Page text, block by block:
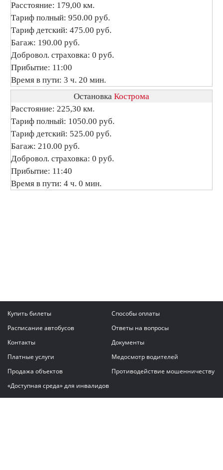
Расстояние: 179,00 км.
Тариф полный: 950.00 руб.
Тариф детский: 475.00 руб.
Багаж: 190.00 руб.
Добровол. страховка: 0 руб.
Прибытие: 11:00
Время в пути: 3 ч. 20 мин.
Остановка Кострома
Расстояние: 225,30 км.
Тариф полный: 1050.00 руб.
Тариф детский: 525.00 руб.
Багаж: 210.00 руб.
Добровол. страховка: 0 руб.
Прибытие: 11:40
Время в пути: 4 ч. 0 мин.
Купить билеты
Способы оплаты
Расписание автобусов
Ответы на вопросы
Контакты
Документы
Платные услуги
Медосмотр водителей
Продажа объектов
Противодействие мошенничеству
«Доступная среда» для инвалидов